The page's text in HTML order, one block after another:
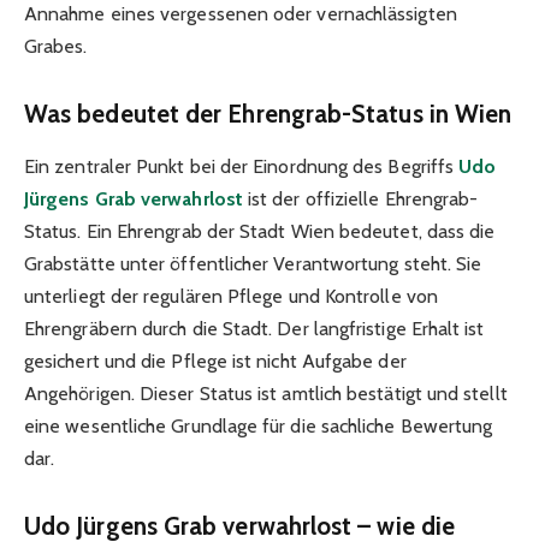
Annahme eines vergessenen oder vernachlässigten
Grabes.
Was bedeutet der Ehrengrab-Status in Wien
Ein zentraler Punkt bei der Einordnung des Begriffs Udo
Jürgens Grab verwahrlost ist der offizielle Ehrengrab-
Status. Ein Ehrengrab der Stadt Wien bedeutet, dass die
Grabstätte unter öffentlicher Verantwortung steht. Sie
unterliegt der regulären Pflege und Kontrolle von
Ehrengräbern durch die Stadt. Der langfristige Erhalt ist
gesichert und die Pflege ist nicht Aufgabe der
Angehörigen. Dieser Status ist amtlich bestätigt und stellt
eine wesentliche Grundlage für die sachliche Bewertung
dar.
Udo Jürgens Grab verwahrlost – wie die